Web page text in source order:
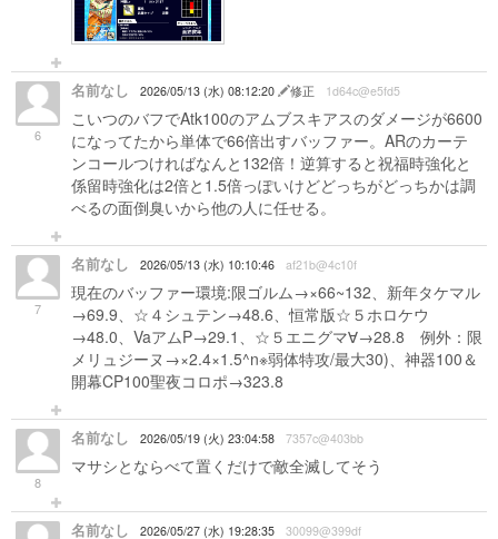
6
名前なし 2026/05/13 (水) 08:12:20 修正 1d64c@e5fd5
こいつのバフでAtk100のアムブスキアスのダメージが6600
になってたから単体で66倍出すバッファー。ARのカーテ
ンコールつければなんと132倍！逆算すると祝福時強化と
係留時強化は2倍と1.5倍っぽいけどどっちがどっちかは調
べるの面倒臭いから他の人に任せる。
7
名前なし 2026/05/13 (水) 10:10:46 af21b@4c10f
現在のバッファー環境:限ゴルム→×66~132、新年タケマル
→69.9、☆４シュテン→48.6、恒常版☆５ホロケウ
→48.0、VaアムP→29.1、☆５エニグマ∀→28.8 例外：限
メリュジーヌ→×2.4×1.5^n※弱体特攻/最大30)、神器100＆
開幕CP100聖夜コロポ→323.8
8
名前なし 2026/05/19 (火) 23:04:58 7357c@403bb
マサシとならべて置くだけで敵全滅してそう
名前なし 2026/05/27 (水) 19:28:35 30099@399df